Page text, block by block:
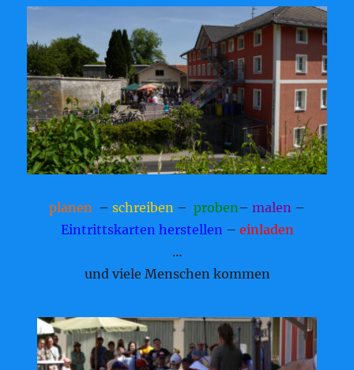
planen – schreiben – proben– malen –
Eintrittskarten herstellen – einladen
…
und viele Menschen kommen